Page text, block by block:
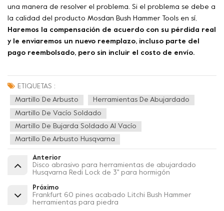
una manera de resolver el problema. Si el problema se debe a
la calidad del producto Mosdan Bush Hammer Tools en sí,
Haremos la compensación de acuerdo con su pérdida real
y le enviaremos un nuevo reemplazo, incluso parte del
pago reembolsado, pero sin incluir el costo de envío.
ETIQUETAS :
Martillo De Arbusto Herramientas De Abujardado
Martillo De Vacío Soldado
Martillo De Bujarda Soldado Al Vacío
Martillo De Arbusto Husqvarna
Anterior
Disco abrasivo para herramientas de abujardado
Husqvarna Redi Lock de 3'' para hormigón
Próximo
Frankfurt 60 pines acabado Litchi Bush Hammer
herramientas para piedra